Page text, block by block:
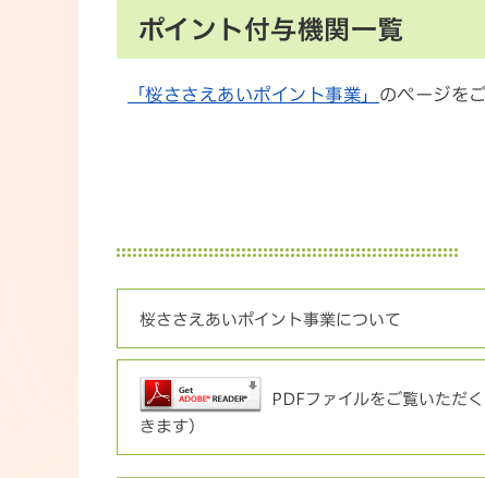
ポイント付与機関一覧
「桜ささえあいポイント事業」 のページを
桜ささえあいポイント事業について
PDFファイルをご覧いただ
きます）